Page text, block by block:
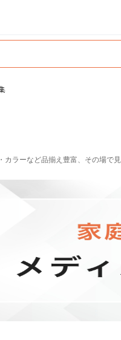
ラーなど品揃え豊富、その場で